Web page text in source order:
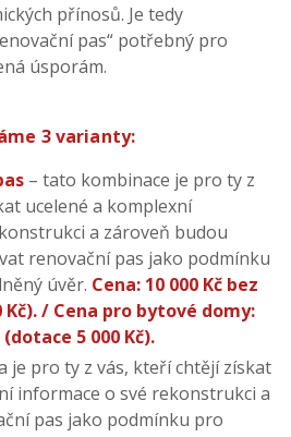
přínosů. Je tedy
pas“ potřebný pro
úsporám.
3 varianty:
– tato kombinace je pro ty z
ucelené a komplexní
a zároveň budou
renovační pas jako podmínku
úvěr. Cena: 10 000 Kč bez
Kč). / Cena pro bytové domy:
(dotace 5 000 Kč).
je pro ty z vás, kteří chtějí získat
informace o své rekonstrukci a
pas jako podmínku pro